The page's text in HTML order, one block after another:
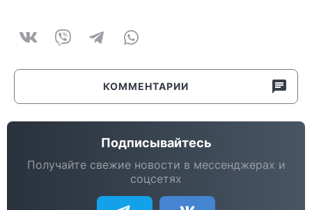
КОММЕНТАРИИ
Подписывайтесь
Получайте свежие новости в мессенджерах и
соцсетях